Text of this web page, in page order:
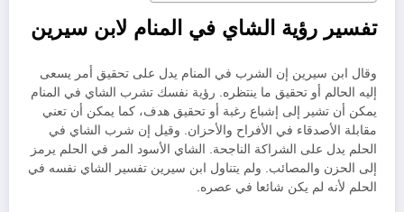
تفسير رؤية الشاي في المنام لابن سيرين
وقال ابن سيرين إن الشرب في المنام يدل على تحقيق أمر يسعى
إليه الحالم أو تحقيق ما ينتظره. رؤية نفسك تشرب الشاي في المنام
يمكن أن تشير إلى إشباع رغبة أو تحقيق هدف، كما يمكن أن تعني
مقابلة الأصدقاء في الأفراح والأحزان. وقيل إن شرب الشاي في
الحلم يدل على الشراكة الناجحة. الشاي الأسود المر في الحلم يرمز
إلى الحزن والمصائب. ولم يتناول ابن سيرين تفسير الشاي نفسه في
الحلم لأنه لم يكن شائعا في عصره.